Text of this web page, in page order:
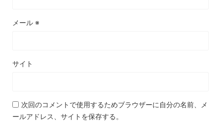
メール ※
サイト
次回のコメントで使用するためブラウザーに自分の名前、メ
ールアドレス、サイトを保存する。